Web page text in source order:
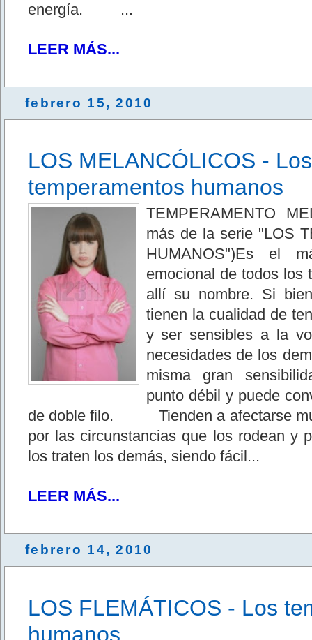
energía. ...
LEER MÁS...
febrero 15, 2010
LOS MELANCÓLICOS - Los
temperamentos humanos
TEMPERAMENTO
más de la serie "LOS
HUMANOS")Es el
emocional de todos los
allí su nombre. Si
tienen la cualidad de
y ser sensibles a la
necesidades de los
misma gran
punto débil y puede
de doble filo. Tienden a afectarse
por las circunstancias que los rodean y
los traten los demás, siendo fácil...
LEER MÁS...
febrero 14, 2010
LOS FLEMÁTICOS - Los
humanos